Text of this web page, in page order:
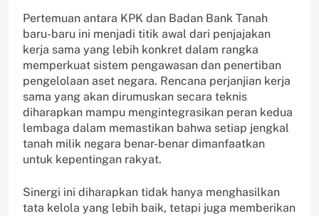
Pertemuan antara KPK dan Badan Bank Tanah
baru-baru ini menjadi titik awal dari penjajakan
kerja sama yang lebih konkret dalam rangka
memperkuat sistem pengawasan dan penertiban
pengelolaan aset negara. Rencana perjanjian kerja
sama yang akan dirumuskan secara teknis
diharapkan mampu mengintegrasikan peran kedua
lembaga dalam memastikan bahwa setiap jengkal
tanah milik negara benar-benar dimanfaatkan
untuk kepentingan rakyat.
Sinergi ini diharapkan tidak hanya menghasilkan
tata kelola yang lebih baik, tetapi juga memberikan